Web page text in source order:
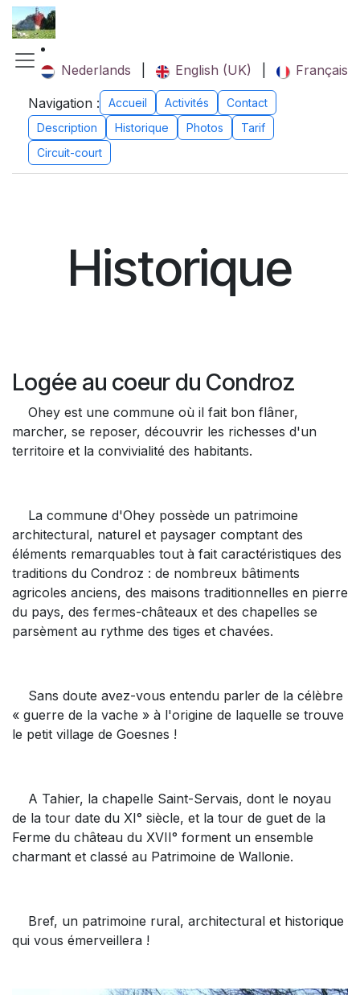
Se rendre au contenu
Navigation : Accueil Activités
Contact
Description
Historique Photos
Tarif
Circuit-court
Nederlands English (UK) Français
Historique
Logée au coeur du Condroz
Ohey est une commune où il fait bon flâner,
marcher, se reposer, découvrir les richesses d'un
territoire et la convivialité des habitants.
La commune d'Ohey possède un patrimoine
architectural, naturel et paysager comptant des
éléments remarquables tout à fait caractéristiques des
traditions du Condroz : de nombreux bâtiments
agricoles anciens, des maisons traditionnelles en pierre
du pays, des fermes-châteaux et des chapelles se
parsèment au rythme des tiges et chavées.
Sans doute avez-vous entendu parler de la célèbre
« guerre de la vache » à l'origine de laquelle se trouve
le petit village de Goesnes !
A Tahier, la chapelle Saint-Servais, dont le noyau
de la tour date du XI° siècle, et la tour de guet de la
Ferme du château du XVII° forment un ensemble
charmant et classé au Patrimoine de Wallonie.
Bref, un patrimoine rural, architectural et historique
qui vous émerveillera !